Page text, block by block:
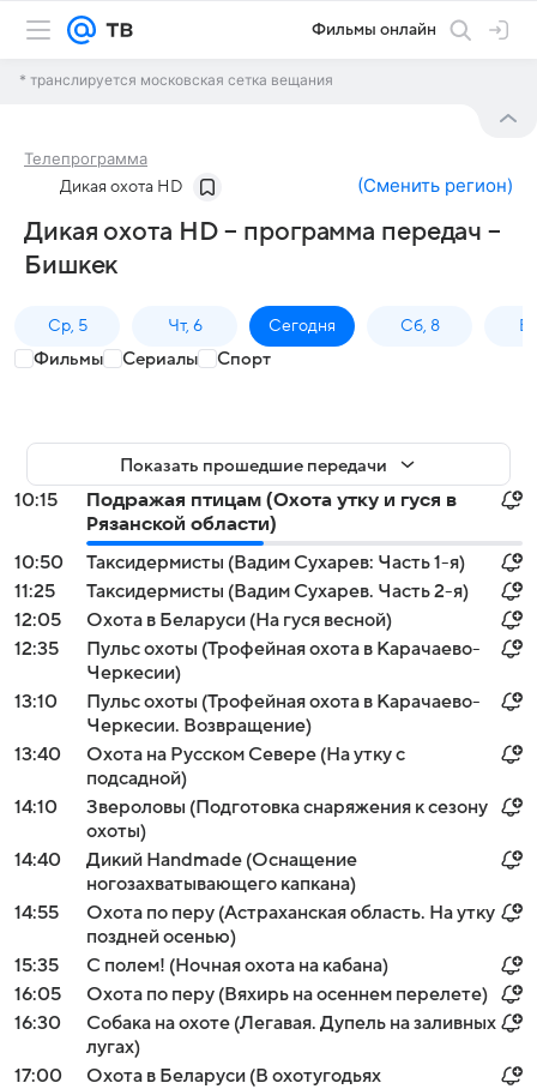
Фильмы онлайн
* транслируется московская сетка вещания
Телепрограмма
Дикая охота HD (Сменить регион)
Дикая охота HD – программа передач –
Бишкек
Ср, 5 Чт, 6 Сегодня Сб, 8
Фильмы Сериалы Спорт
Показать прошедшие передачи
10:15
Подражая птицам (Охота утку и гуся в
Рязанской области)
10:50
Таксидермисты (Вадим Сухарев: Часть 1-я)
11:25
Таксидермисты (Вадим Сухарев. Часть 2-я)
12:05
Охота в Беларуси (На гуся весной)
12:35
Пульс охоты (Трофейная охота в Карачаево-
Черкесии)
13:10
Пульс охоты (Трофейная охота в Карачаево-
Черкесии. Возвращение)
13:40
Охота на Русском Севере (На утку с
подсадной)
14:10
Звероловы (Подготовка снаряжения к сезону
охоты)
14:40
Дикий Handmade (Оснащение
ногозахватывающего капкана)
14:55
Охота по перу (Астраханская область. На утку
поздней осенью)
15:35
С полем! (Ночная охота на кабана)
16:05
Охота по перу (Вяхирь на осеннем перелете)
16:30
Собака на охоте (Легавая. Дупель на заливных
лугах)
17:00
Охота в Беларуси (В охотугодьях